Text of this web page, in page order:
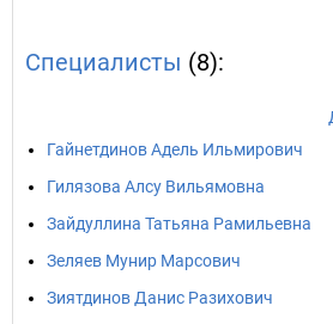
Специалисты (8):
Гайнетдинов Адель Ильмирович
Гилязова Алсу Вильямовна
Зайдуллина Татьяна Рамильевна
Зеляев Мунир Марсович
Зиятдинов Данис Разихович